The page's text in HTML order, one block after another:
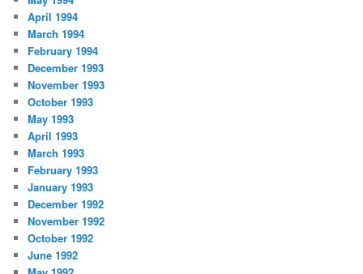
April 1994
March 1994
February 1994
December 1993
November 1993
October 1993
May 1993
April 1993
March 1993
February 1993
January 1993
December 1992
November 1992
October 1992
June 1992